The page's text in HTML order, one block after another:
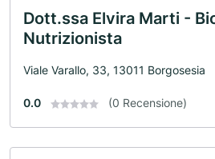
Dott.ssa Elvira Marti -
Nutrizionista
Viale Varallo, 33, 13011 Borgosesia
0.0 (0 Recensione)